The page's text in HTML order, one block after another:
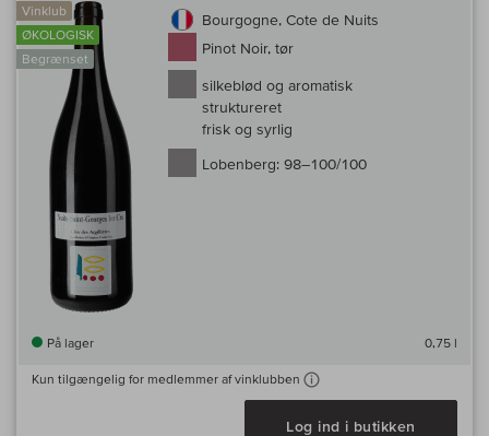
Vinklub
ØKOLOGISK
Begrænset
Bourgogne, Cote de Nuits
Pinot Noir, tør
silkeblød og aromatisk
struktureret
frisk og syrlig
Lobenberg: 98–100/100
På lager 0,75 l
Kun tilgængelig for medlemmer af vinklubben
Log ind i butikken